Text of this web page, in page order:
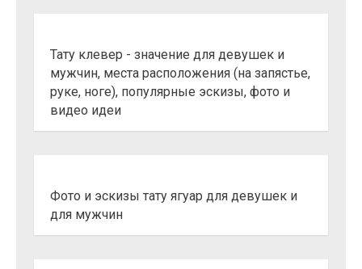
Тату клевер - значение для девушек и
мужчин, места расположения (на запястье,
руке, ноге), популярные эскизы, фото и
видео идеи
Фото и эскизы тату ягуар для девушек и
для мужчин